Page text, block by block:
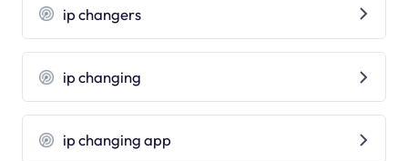
ip changers
ip changing
ip changing app